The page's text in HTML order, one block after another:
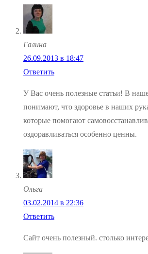
Галина
26.09.2013 в 18:47
Ответить
У Вас очень полезные статьи! В
понимают, что здоровье в наших
которые помогают
оздоравливаться особенно ценны.
Ольга
03.02.2014 в 22:36
Ответить
Сайт очень полезный. столько